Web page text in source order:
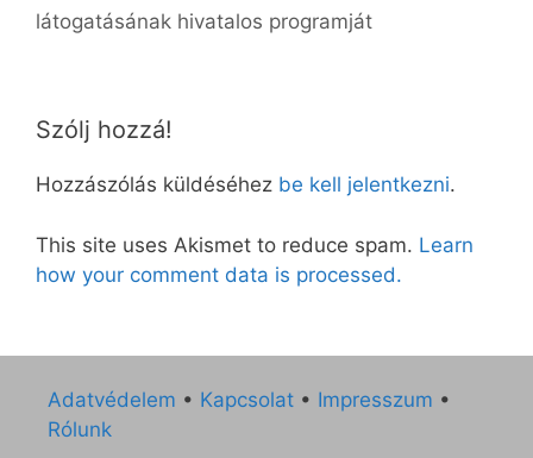
látogatásának hivatalos programját
Szólj hozzá!
Hozzászólás küldéséhez be kell jelentkezni.
This site uses Akismet to reduce spam. Learn
how your comment data is processed.
Adatvédelem • Kapcsolat • Impresszum •
Rólunk